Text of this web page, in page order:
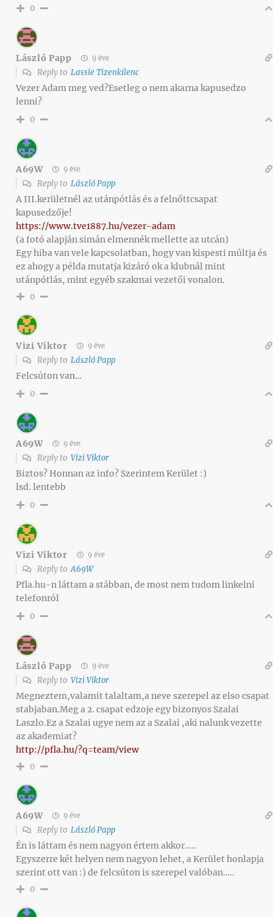
0
László Papp 9 éve
Reply to Lassie Tizenkilenc
Vezer Adam meg ved?Esetleg o nem akarna kapusedzo
lenni?
0
A69W 9 éve
Reply to László Papp
A III.kerületnél az utánpótlás és a felnőttcsapat
kapusedzője!
https://www.tve1887.hu/vezer-adam
(a fotó alapján simán elmennék mellette az utcán)
Egy hiba van vele kapcsolatban, hogy van kispesti múltja és
ez ahogy a példa mutatja kizáró ok a klubnál mint
utánpótlás, mint egyéb szakmai vezetői vonalon.
0
Vizi Viktor 9 éve
Reply to László Papp
Felcsúton van…
0
A69W 9 éve
Reply to Vizi Viktor
Biztos? Honnan az info? Szerintem Kerület :)
lsd. lentebb
0
Vizi Viktor 9 éve
Reply toA69W
Pfla.hu-n láttam a stábban, de most nem tudom linkelni
telefonról
0
László Papp 9 éve
Reply to Vizi Viktor
Megneztem,valamit talaltam,a neve szerepel az elso csapat
stabjaban.Meg a 2. csapat edzoje egy bizonyos Szalai
Laszlo.Ez a Szalai ugye nem az a Szalai ,aki nalunk vezette
az akademiat?
http://pfla.hu/?q=team/view
0
A69W 9 éve
Reply to László Papp
Én is láttam és nem nagyon értem akkor…..
Egyszerre két helyen nem nagyon lehet, a Kerület honlapja
szerint ott van :) de felcsúton is szerepel valóban…..
0